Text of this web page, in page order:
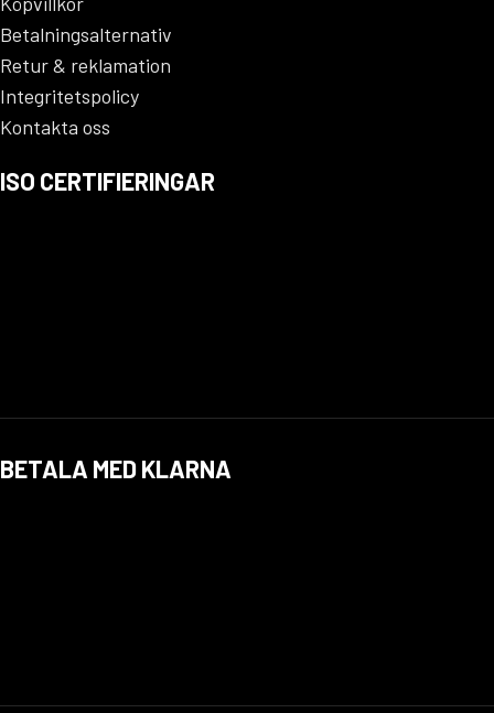
Betalningsalternativ
Retur & reklamation
Integritetspolicy
Kontakta oss
ISO CERTIFIERINGAR
BETALA MED KLARNA